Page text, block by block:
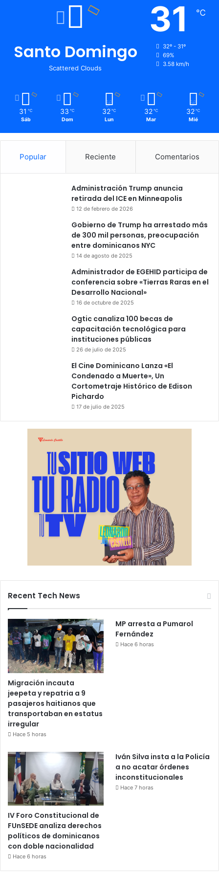
Santo Domingo
Scattered Clouds
31 ℃
32º - 31º
69%
3.58 km/h
31 ℃
Sáb
33 ℃
Dom
32 ℃
Lun
32 ℃
Mar
32 ℃
Mié
Popular Reciente Comentarios
Administración Trump anuncia
retirada del ICE en Minneapolis
12 de febrero de 2026
Gobierno de Trump ha arrestado más
de 300 mil personas, preocupación
entre dominicanos NYC
14 de agosto de 2025
Administrador de EGEHID participa de
conferencia sobre «Tierras Raras en el
Desarrollo Nacional»
16 de octubre de 2025
Ogtic canaliza 100 becas de
capacitación tecnológica para
instituciones públicas
26 de julio de 2025
El Cine Dominicano Lanza «El
Condenado a Muerte», Un
Cortometraje Histórico de Edison
Pichardo
17 de julio de 2025
Recent Tech News
Migración incauta
jeepeta y repatria a 9
pasajeros haitianos que
transportaban en estatus
irregular
Hace 5 horas
MP arresta a Pumarol
Fernández
Hace 6 horas
IV Foro Constitucional de
FUnSEDE analiza derechos
políticos de dominicanos
con doble nacionalidad
Hace 6 horas
Iván Silva insta a la Policía
a no acatar órdenes
inconstitucionales
Hace 7 horas